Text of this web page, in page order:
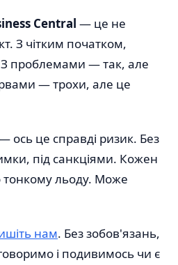
Central — це не
З чітким початком,
З проблемами — так, але
— трохи, але це
ось це справді ризик. Без
під санкціями. Кожен
льоду. Може
нам. Без зобов'язань,
і подивимось чи є